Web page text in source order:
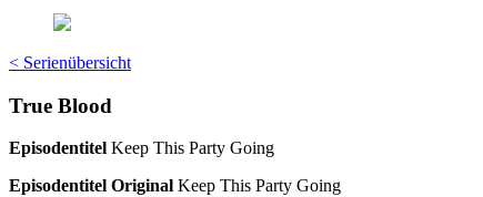
< Serienübersicht
True Blood
Episodentitel Keep This Party Going
Episodentitel Original Keep This Party Going